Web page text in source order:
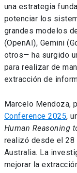
una estrategia
potenciar los
grandes modelos
(OpenAI), Gemini
otros— ha surgido
para realizar de
extracción de
Marcelo Mendoza,
Conference 2025,
Human Reasoning
realizó desde el 28
Australia. La
mejorar la